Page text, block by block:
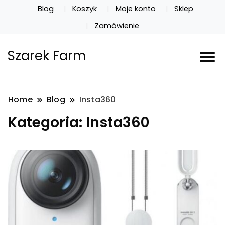
Blog Koszyk Moje konto
Sklep
Zamówienie
Szarek Farm
Home Blog Insta360
Kategoria: Insta360